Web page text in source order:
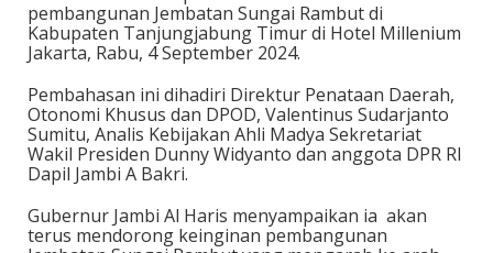
pembangunan Jembatan Sungai Rambut di
Kabupaten Tanjungjabung Timur di Hotel Millenium
Jakarta, Rabu, 4 September 2024.
Pembahasan ini dihadiri Direktur Penataan Daerah,
Otonomi Khusus dan DPOD, Valentinus Sudarjanto
Sumitu, Analis Kebijakan Ahli Madya Sekretariat
Wakil Presiden Dunny Widyanto dan anggota DPR RI
Dapil Jambi A Bakri.
Gubernur Jambi Al Haris menyampaikan ia akan
terus mendorong keinginan pembangunan